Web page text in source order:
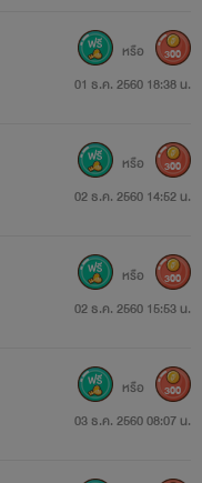
ยู่ในกรุ๊ปนั้นตลอดไป ไม่
Professional Sex คือ
จะฟินแค่ไหน แต่โปรด
หวังว่าคุณจะเจอสวรรค์
ด้วยความปรารถนาดีจาก
01 ธ.ค. 2560 18:38 น.
หรือ 300
02 ธ.ค. 2560 14:52 น.
หรือ 300
02 ธ.ค. 2560 15:53 น.
หรือ 300
03 ธ.ค. 2560 08:07 น.
หรือ 300